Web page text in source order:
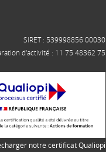
SIRET : 539998856 00030
d'activité : 11 75 48362 75
notre certificat Qualiopi